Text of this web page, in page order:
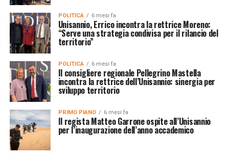
POLITICA 6 mesi fa
Unisannio, Errico incontra la rettrice Moreno:
“Serve una strategia condivisa per il rilancio del
territorio”
POLITICA 6 mesi fa
Il consigliere regionale Pellegrino Mastella
incontra la rettrice dell’Unisannio: sinergia per
sviluppo territorio
PRIMO PIANO 6 mesi fa
Il regista Matteo Garrone ospite all’Unisannio
per l’inaugurazione dell’anno accademico